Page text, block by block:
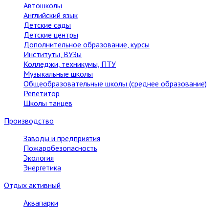
Автошколы
Английский язык
Детские сады
Детские центры
Дополнительное образование, курсы
Институты, ВУЗы
Колледжи, техникумы, ПТУ
Музыкальные школы
Общеобразовательные школы (среднее образование)
Репетитор
Школы танцев
Производство
Заводы и предприятия
Пожаробезопасность
Экология
Энергетика
Отдых активный
Аквапарки